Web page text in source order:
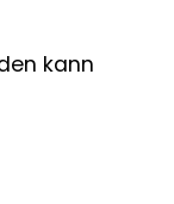
kann